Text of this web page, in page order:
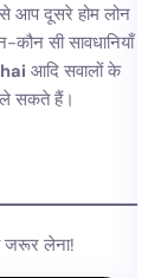
आप दूसरे होम लोन
सी सावधानियाँ
आदि सवालों के
ले सकते हैं।
जरूर लेना!